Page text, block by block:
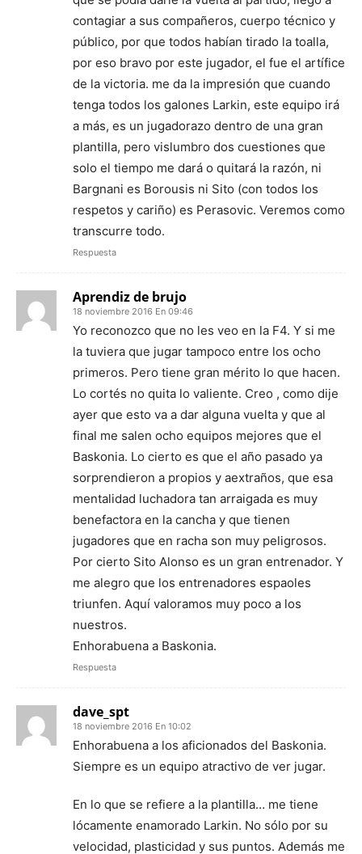
contagiar a sus compañeros, cuerpo técnico y
público, por que todos habían tirado la toalla,
por eso bravo por este jugador, el fue el artífice
de la victoria. me da la impresión que cuando
tenga todos los galones Larkin, este equipo irá
a más, es un jugadorazo dentro de una gran
plantilla, pero vislumbro dos cuestiones que
solo el tiempo me dará o quitará la razón, ni
Bargnani es Borousis ni Sito (con todos los
respetos y cariño) es Perasovic. Veremos como
transcurre todo.
Respuesta
Aprendiz de brujo
18 noviembre 2016 En 09:46
Yo reconozco que no les veo en la F4. Y si me
la tuviera que jugar tampoco entre los ocho
primeros. Pero tiene gran mérito lo que hacen.
Lo cortés no quita lo valiente. Creo , como dije
ayer que esto va a dar alguna vuelta y que al
final me salen ocho equipos mejores que el
Baskonia. Lo cierto es que el año pasado ya
sorprendieron a propios y aextraños, que esa
mentalidad luchadora tan arraigada es muy
benefactora en la cancha y que tienen
jugadores que en racha son muy peligrosos.
Por cierto Sito Alonso es un gran entrenador. Y
me alegro que los entrenadores espaoles
triunfen. Aquí valoramos muy poco a los
nuestros.
Enhorabuena a Baskonia.
Respuesta
dave_spt
18 noviembre 2016 En 10:02
Enhorabuena a los aficionados del Baskonia.
Siempre es un equipo atractivo de ver jugar.
En lo que se refiere a la plantilla… me tiene
lócamente enamorado Larkin. No sólo por su
velocidad, plasticidad y sus puntos. Además me